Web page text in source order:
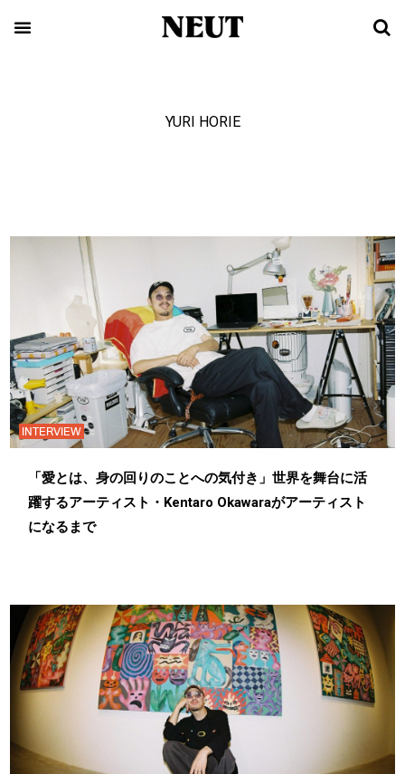
YURI HORIE
INTERVIEW
「愛とは、身の回りのことへの気付き」世界を舞台に活
躍するアーティスト・Kentaro Okawaraがアーティスト
になるまで